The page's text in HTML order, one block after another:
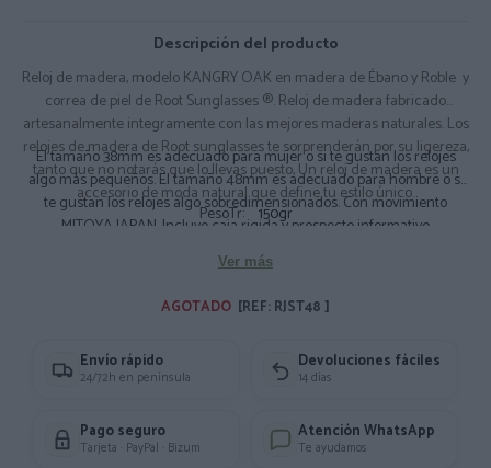
Descripción del producto
Reloj de madera, modelo KANGRY OAK en madera de Ébano y Roble y
correa de piel de Root Sunglasses ®. Reloj de madera fabricado
artesanalmente integramente con las mejores maderas naturales. Los
relojes de madera de Root sunglasses te sorprenderán por su ligereza,
tanto que no notarás que lo llevas puesto, Un reloj de madera es un
accesorio de moda natural que define tu estilo único.
El tamaño 38mm es adecuado para mujer o si te gustan los relojes
algo más pequeños. El tamaño 48mm es adecuado para hombre o si
te gustan los relojes algo sobredimensionados. Con movimiento
MITOYA JAPAN. Incluye caja rigida y prospecto informativo
Composición: Madera de Ebano Roble. Correa de Piel
Medidas Aprox: Diámetro: 4.8cm.
PesoTr: 150gr
Ver más
AGOTADO [REF: RJST48 ]
Envío rápido
24/72h en península
Devoluciones fáciles
14 días
Pago seguro
Tarjeta · PayPal · Bizum
Atención WhatsApp
Te ayudamos